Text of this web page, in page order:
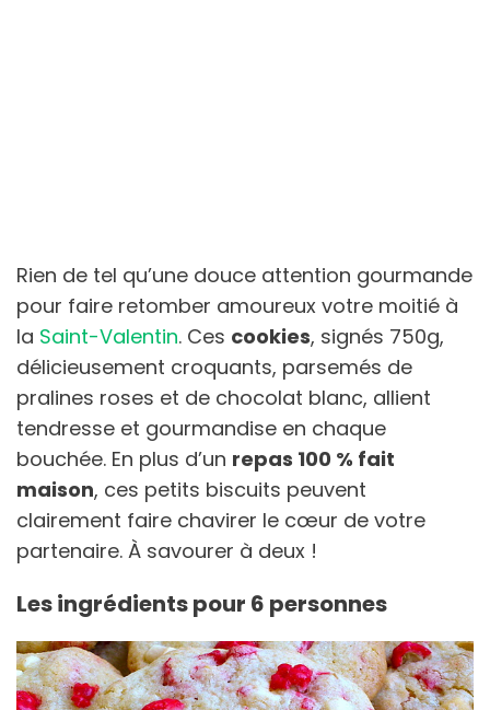
Rien de tel qu’une douce attention gourmande
pour faire retomber amoureux votre moitié à
la Saint-Valentin. Ces cookies, signés 750g,
délicieusement croquants, parsemés de
pralines roses et de chocolat blanc, allient
tendresse et gourmandise en chaque
bouchée. En plus d’un repas 100 % fait
maison, ces petits biscuits peuvent
clairement faire chavirer le cœur de votre
partenaire. À savourer à deux !
Les ingrédients pour 6 personnes